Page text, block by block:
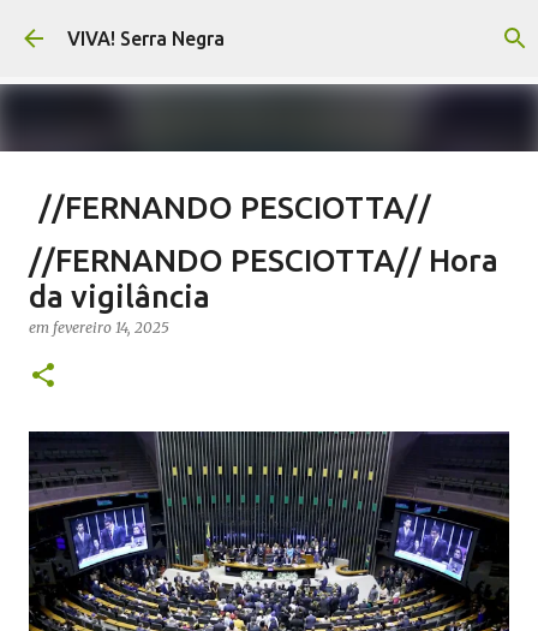
Pular para o conteúdo principal
VIVA! Serra Negra
//FERNANDO PESCIOTTA//
Encurtando caminho
em agosto 06, 2026
NOTÍCIAS SERRA NEGRA
//FERNANDO PESCIOTTA// Hora
da vigilância
em fevereiro 14, 2025